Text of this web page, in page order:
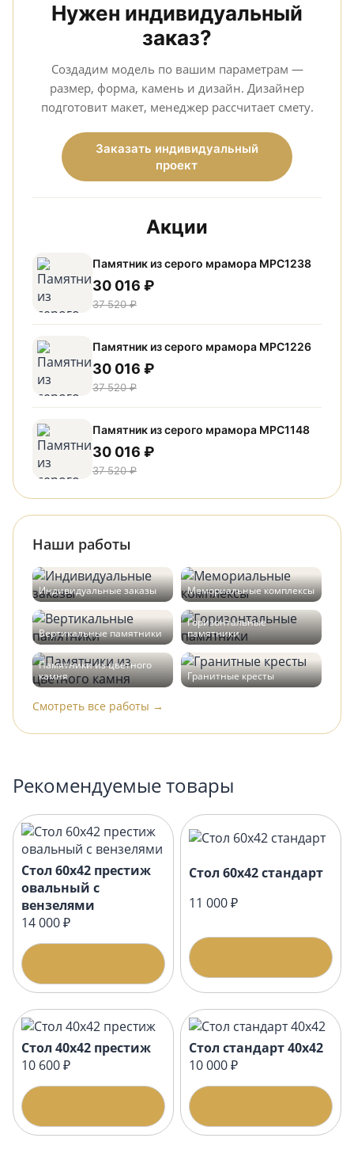
Нужен индивидуальный
заказ?
Создадим модель по вашим параметрам —
размер, форма, камень и дизайн. Дизайнер
подготовит макет, менеджер рассчитает смету.
Заказать индивидуальный
проект
Акции
Памятник из серого мрамора МРС1238
30 016 ₽
37 520 ₽
Памятник из серого мрамора МРС1226
30 016 ₽
37 520 ₽
Памятник из серого мрамора МРС1148
30 016 ₽
37 520 ₽
Наши работы
Индивидуальные заказы Мемориальные комплексы
Вертикальные памятники
Горизонтальные
памятники
Памятники из цветного
камня
Гранитные кресты
Смотреть все работы →
Рекомендуемые товары
Стол 60х42 престиж
овальный с
вензелями
14 000 ₽
Стол 60х42 стандарт
11 000 ₽
Стол 40х42 престиж
10 600 ₽
Стол стандарт 40х42
10 000 ₽